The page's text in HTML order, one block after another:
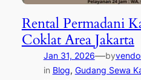
Rental Permadani
Coklat Area Jakarta
Jan 31, 2026—by
in Blog, Gudang Sewa